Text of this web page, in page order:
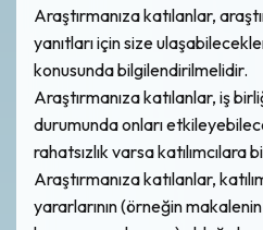
Araştırmanıza katılanlar,
yanıtları için size
konusunda bilgilendirilmelidir.
Araştırmanıza katılanlar, iş
durumunda onları
rahatsızlık varsa katılımcılara
Araştırmanıza katılanlar,
yararlarının (örneğin